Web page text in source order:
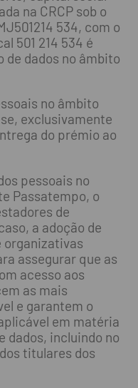
na CRCP sob o
534, com o
501 214 534 é
dados no âmbito
no âmbito
exclusivamente
do prémio ao
pessoais no
Passatempo, o
de
a adoção de
organizativas
assegurar que as
acesso aos
as mais
e garantem o
em matéria
dados, incluindo no
titulares dos